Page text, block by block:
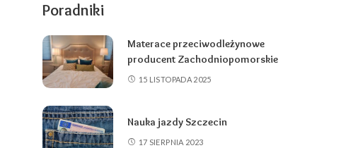
Poradniki
Materace przeciwodleżynowe
producent Zachodniopomorskie
15 LISTOPADA 2025
Nauka jazdy Szczecin
17 SIERPNIA 2023